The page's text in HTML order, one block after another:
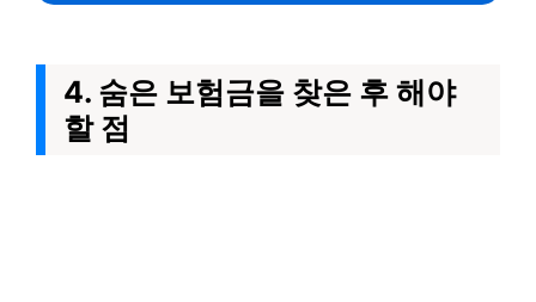
4. 숨은 보험금을 찾은 후 해야
할 점